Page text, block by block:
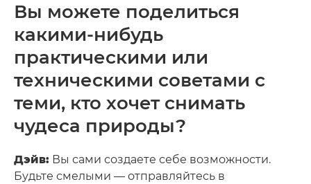
Вы можете поделиться
какими-нибудь
практическими или
техническими советами с
теми, кто хочет снимать
чудеса природы?
Дэйв: Вы сами создаете себе возможности.
Будьте смелыми — отправляйтесь в